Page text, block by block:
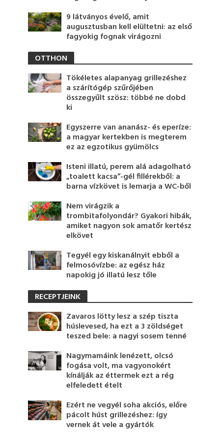
9 látványos évelő, amit
augusztusban kell elültetni: az első
fagyokig fognak virágozni
OTTHON
Tökéletes alapanyag grillezéshez
a szárítógép szűrőjében
összegyűlt szösz: többé ne dobd
ki
Egyszerre van ananász- és eperíze:
a magyar kertekben is megterem
ez az egzotikus gyümölcs
Isteni illatú, perem alá adagolható
„toalett kacsa”-gél fillérekből: a
barna vízkövet is lemarja a WC-ből
Nem virágzik a
trombitafolyondár? Gyakori hibák,
amiket nagyon sok amatőr kertész
elkövet
Tegyél egy kiskanálnyit ebből a
felmosóvízbe: az egész ház
napokig jó illatú lesz tőle
RECEPTJEINK
Zavaros lötty lesz a szép tiszta
húslevesed, ha ezt a 3 zöldséget
teszed bele: a nagyi sosem tenné
Nagymamáink lenézett, olcsó
fogása volt, ma vagyonokért
kínálják az éttermek ezt a rég
elfeledett ételt
Ezért ne vegyél soha akciós, előre
pácolt húst grillezéshez: így
vernek át vele a gyártók